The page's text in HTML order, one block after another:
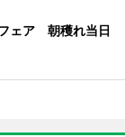
ェア 朝穫れ当日